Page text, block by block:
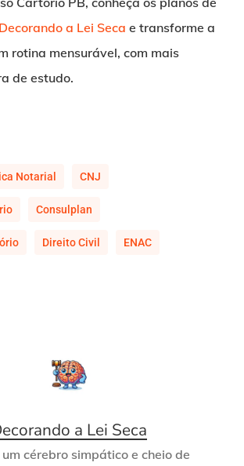
a Lei Seca e transforme a
rotina mensurável, com mais
de estudo.
Notarial CNJ
Consulplan
Direito Civil ENAC
a Lei Seca
cérebro simpático e cheio de